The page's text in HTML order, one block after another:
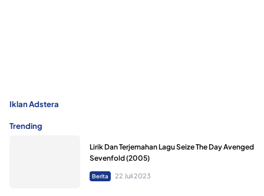
Iklan Adstera
Trending
Lirik Dan Terjemahan Lagu Seize The Day Avenged
Sevenfold (2005)
Berita 22 Juli 2023